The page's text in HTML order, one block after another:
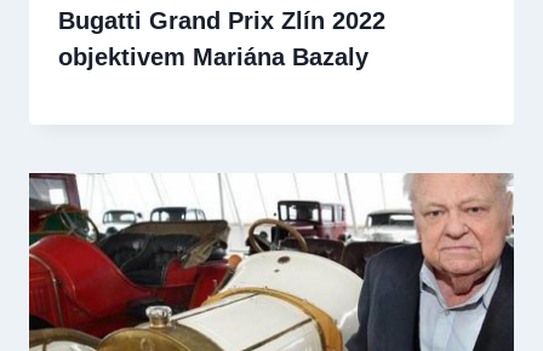
Bugatti Grand Prix Zlín 2022
objektivem Mariána Bazaly